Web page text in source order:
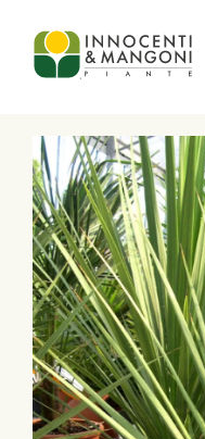
Skip to main content